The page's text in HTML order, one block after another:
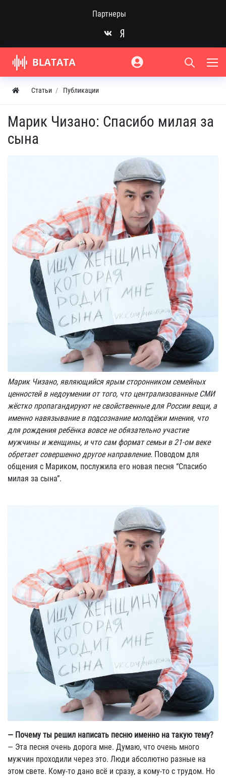
Партнеры
Статьи Публикации
Марик Чизано: Спасибо милая за
сына
Марик Чизано, являющийся ярым сторонником семейных
ценностей в недоумении от того, что централизованные СМИ
жёстко пропагандируют не свойственные для России вещи, а
именно навязывание в подсознание молодёжи мнения, что
для рождения ребёнка вовсе не обязательно участие
мужчины и женщины, и что сам формат семьи в 21-ом веке
обретает совершенно другое направление. Поводом для
общения с Мариком, послужила его новая песня “Спасибо
милая за сына”.
— Почему ты решил написать песню именно на такую тему?
— Эта песня очень дорога мне. Думаю, что очень много
мужчин проходили через это. Люди абсолютно разные на
этом свете. Кому-то дано всё и сразу, а кому-то с трудом. Но